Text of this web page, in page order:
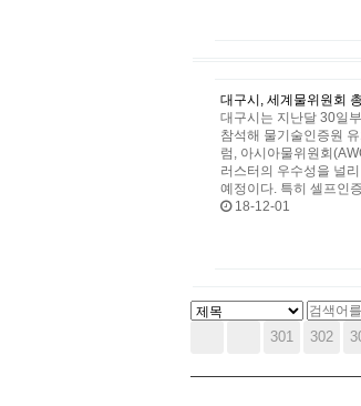
대구시, 세계물위원회
대구시는 지난달 30일
참석해 물기술인증원
럼, 아시아물위원회
러스터의 우수성을 널
예정이다. 특히 셀프인
18-12-01
301 302